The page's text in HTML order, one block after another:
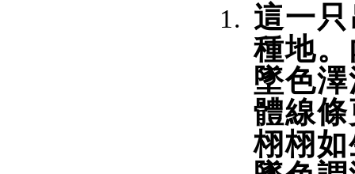
這一
種地
墜色
體線
栩栩